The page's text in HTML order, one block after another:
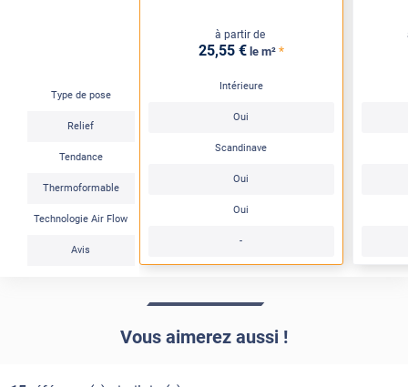
Type de pose
Relief
Tendance
Thermoformable
Technologie Air Flow
Avis
à partir de
25,55 € le m² *
Intérieure
Oui
Scandinave
Oui
Oui
-
Vous aimerez aussi !